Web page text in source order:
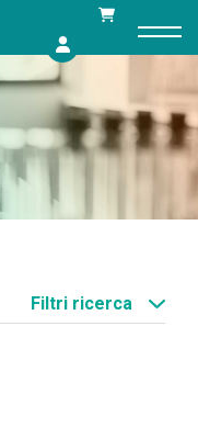
Filtri ricerca